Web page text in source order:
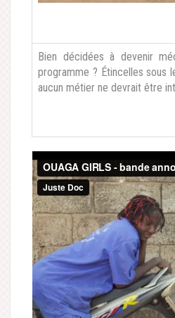
Bien décidées à devenir
programme ? Étincelles sous
aucun métier ne devrait être